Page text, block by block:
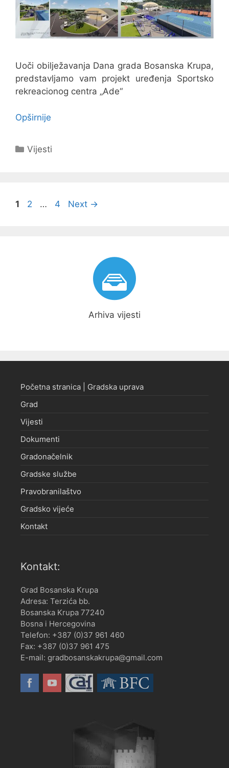
Uoči obilježavanja Dana grada Bosanska Krupa,
predstavljamo vam projekt uređenja Sportsko
rekreacionog centra „Ade“
Opširnije
Kategorije
Vijesti
Navigacija
Page
1 Page
2 … Page
4 Next →
Arhiva vijesti
Početna stranica | Gradska uprava
Grad
Vijesti
Dokumenti
Gradonačelnik
Gradske službe
Pravobranilaštvo
Gradsko vijeće
Kontakt
Kontakt:
Grad Bosanska Krupa
Adresa: Terzića bb.
Bosanska Krupa 77240
Bosna i Hercegovina
Telefon: +387 (0)37 961 460
Fax: +387 (0)37 961 475
E-mail: gradbosanskakrupa@gmail.com